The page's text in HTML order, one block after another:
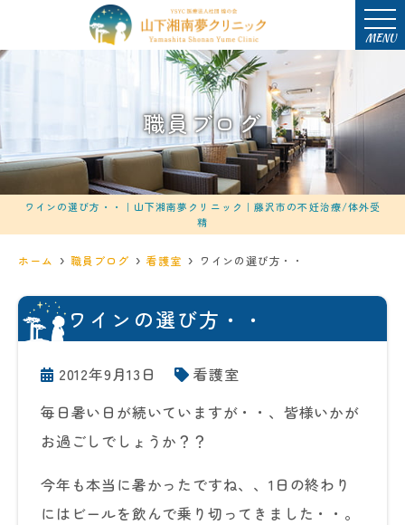
MENU
職員ブログ
ワインの選び方・・｜山下湘南夢クリニック｜藤沢市の不妊治療/体外受
精
ホーム 職員ブログ 看護室 ワインの選び方・・
ワインの選び方・・
2012年9月13日
看護室
毎日暑い日が続いていますが・・、皆様いかが
お過ごしでしょうか？？
今年も本当に暑かったですね、、1日の終わり
にはビールを飲んで乗り切ってきました・・。